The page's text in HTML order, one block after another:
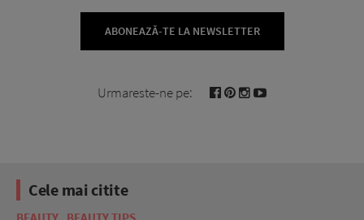
ABONEAZĂ-TE LA NEWSLETTER
Urmareste-ne pe:
Cele mai citite